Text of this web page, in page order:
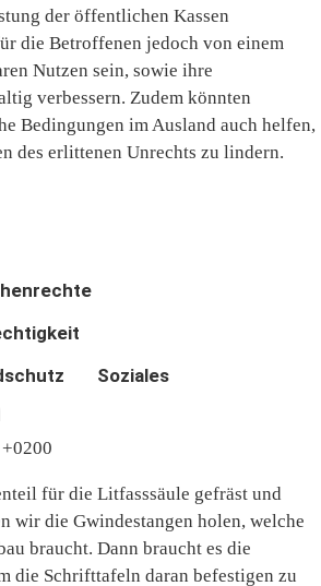
der öffentlichen Kassen
die Betroffenen jedoch von einem
Nutzen sein, sowie ihre
verbessern. Zudem könnten
Bedingungen im Ausland auch helfen,
des erlittenen Unrechts zu lindern.
Soziales
für die Litfasssäule gefräst und
wir die Gwindestangen holen, welche
braucht. Dann braucht es die
die Schrifttafeln daran befestigen zu